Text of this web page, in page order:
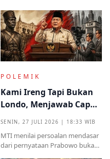
POLEMIK
Kami Ireng Tapi Bukan
Londo, Menjawab Cap
Kekuasaan
SENIN, 27 JULI 2026 | 18:33 WIB
MTI menilai persoalan mendasar
dari pernyataan Prabowo bukan